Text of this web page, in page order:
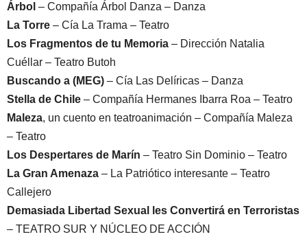
Árbol – Compañía Árbol Danza – Danza
La Torre – Cía La Trama – Teatro
Los Fragmentos de tu Memoria – Dirección Natalia
Cuéllar – Teatro Butoh
Buscando a (MEG) – Cía Las Delíricas – Danza
Stella de Chile – Compañía Hermanes Ibarra Roa – Teatro
Maleza, un cuento en teatroanimación – Compañía Maleza
– Teatro
Los Despertares de Marín – Teatro Sin Dominio – Teatro
La Gran Amenaza – La Patriótico interesante – Teatro
Callejero
Demasiada Libertad Sexual les Convertirá en Terroristas
– TEATRO SUR Y NÚCLEO DE ACCIÓN